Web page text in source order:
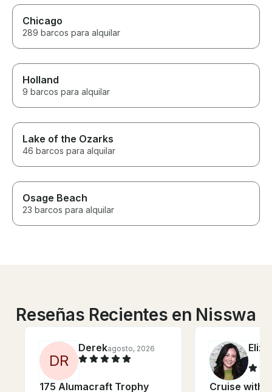
Chicago
289 barcos para alquilar
Holland
9 barcos para alquilar
Lake of the Ozarks
46 barcos para alquilar
Osage Beach
23 barcos para alquilar
Reseñas Recientes en Nisswa
DR
Derekagosto, 2026
175 Alumacraft Trophy Cruise with